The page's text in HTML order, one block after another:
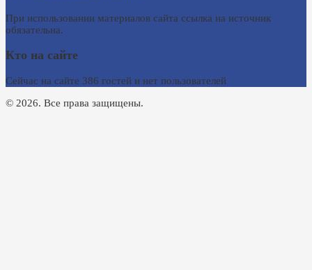
При использовании материалов сайта ссылка на источник
обязательна.
Кто на сайте
Сейчас на сайте 386 гостей и нет пользователей
© 2026. Все права защищены.